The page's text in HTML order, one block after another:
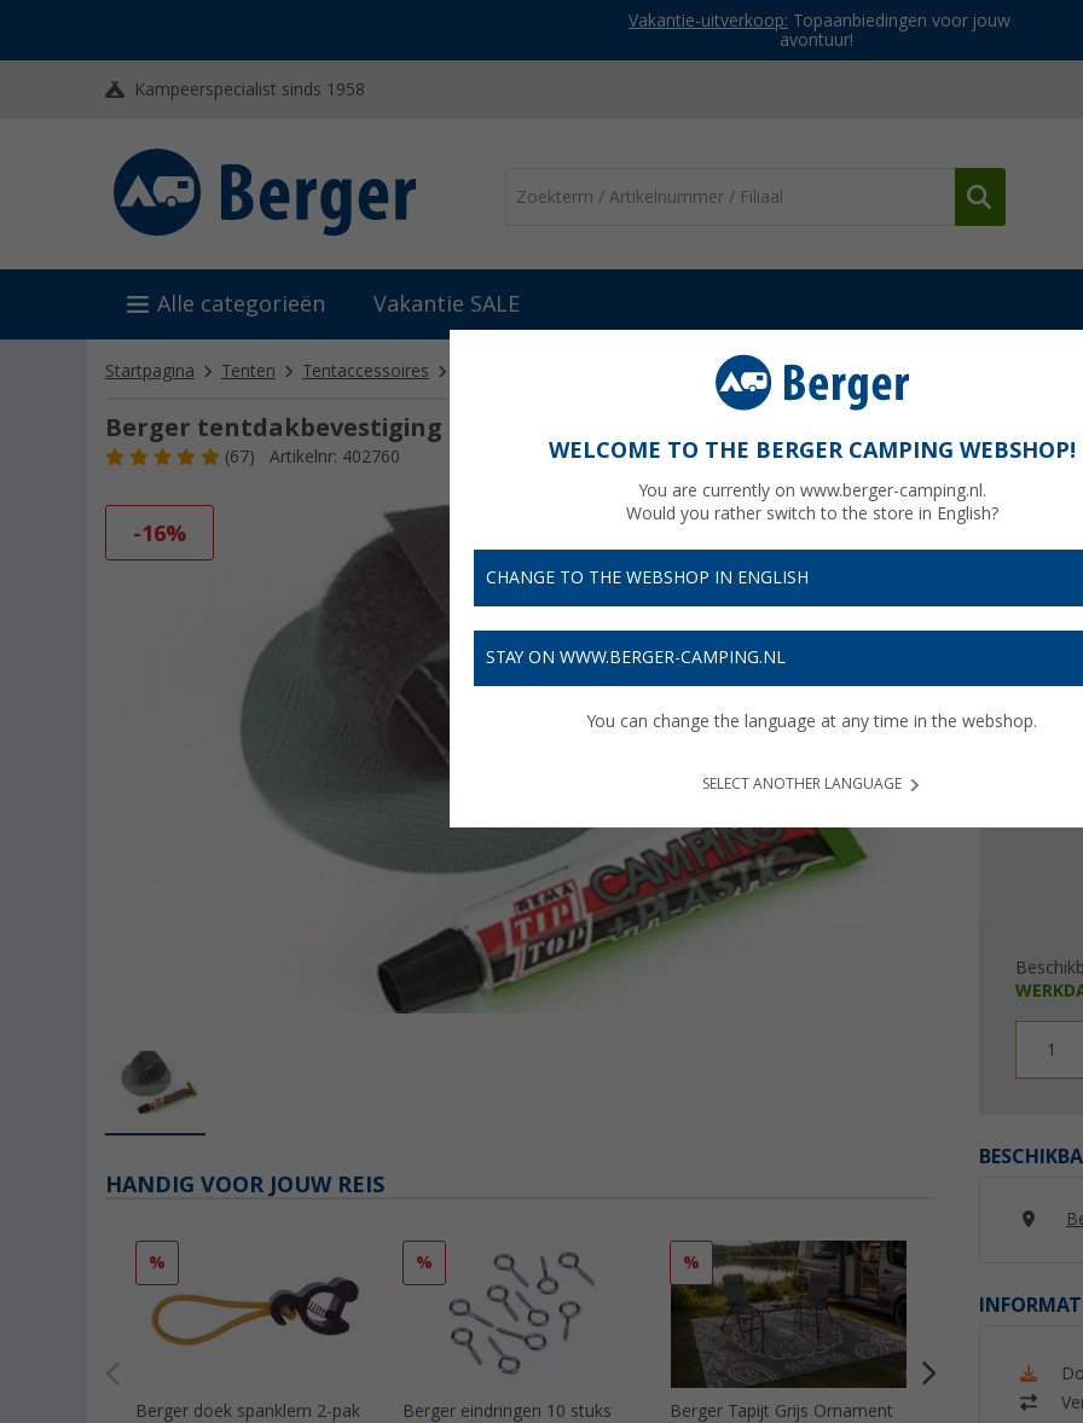
Vakantie-uitverkoop: Topaanbiedingen voor jouw
avontuur!
Kampeerspecialist sinds 1958
Alle categorieën Vakantie SALE
Startpagina Tenten Tentaccessoires Berger tentdakbevestiging 6-pak
Berger tentdakbevestiging 6-pak grijs
(67) Artikelnr: 402760
-16%
€
Kleur
1
HANDIG VOOR JOUW REIS
%
Berger doek spanklem 2-pak
%
Berger eindringen 10 stuks
%
Berger Tapijt Grijs Ornament
Berger Tapijt
WELCOME TO THE BERGER CAMPING WEBSHOP!
You are currently on www.berger-camping.nl.
Would you rather switch to the store in English?
CHANGE TO THE WEBSHOP IN ENGLISH
STAY ON WWW.BERGER-CAMPING.NL
You can change the language at any time in the webshop.
SELECT ANOTHER LANGUAGE